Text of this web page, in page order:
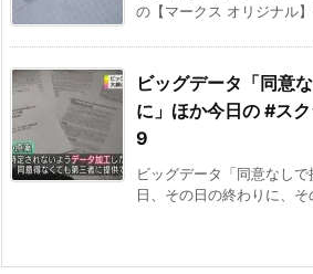
の【マークス オリジナル
ビッグデータ「同意
に」ほか今日の #ス
9
ビッグデータ「同意なし
日、その日の終わりに、